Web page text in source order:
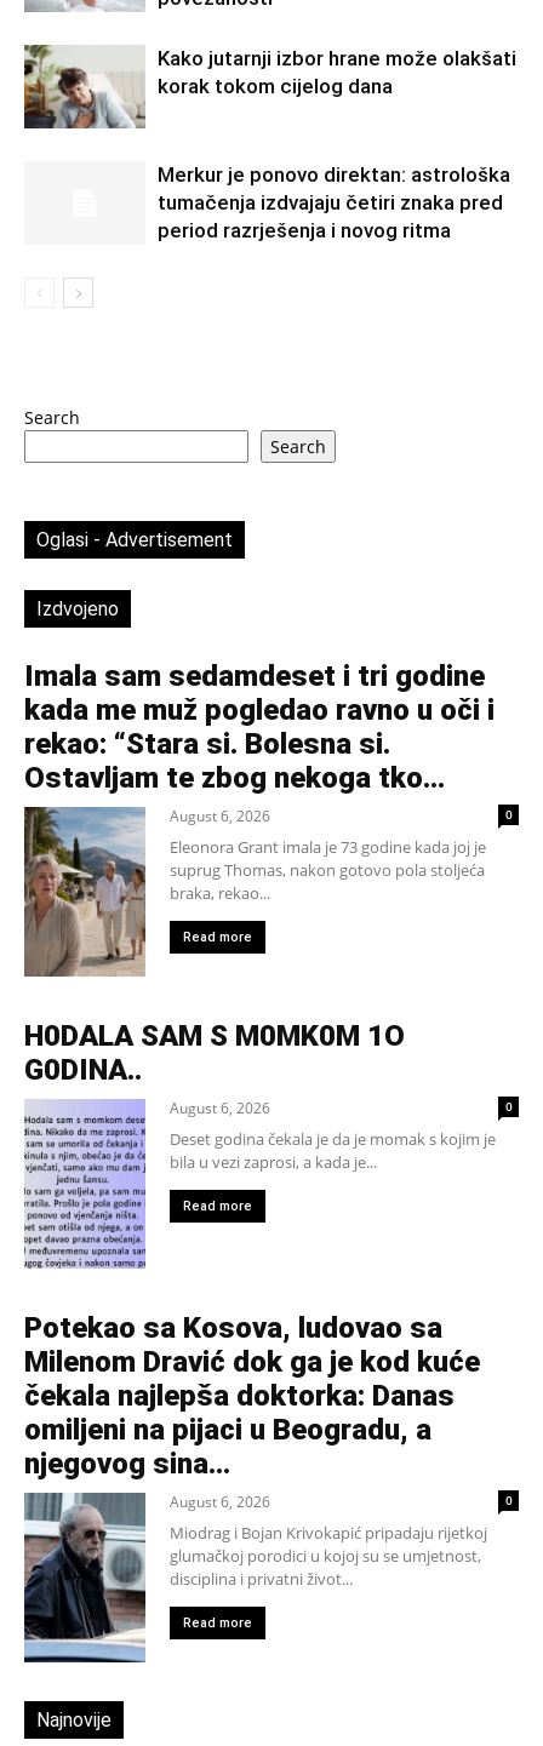
Kako jutarnji izbor hrane može olakšati
korak tokom cijelog dana
Merkur je ponovo direktan: astrološka
tumačenja izdvajaju četiri znaka pred
period razrješenja i novog ritma
Search
Search
Oglasi - Advertisement
Izdvojeno
Imala sam sedamdeset i tri godine
kada me muž pogledao ravno u oči i
rekao: “Stara si. Bolesna si.
Ostavljam te zbog nekoga tko...
August 6, 2026 0
Eleonora Grant imala je 73 godine kada joj je
suprug Thomas, nakon gotovo pola stoljeća
braka, rekao...
Read more
H0DALA SAM S M0MK0M 1O
G0DINA..
August 6, 2026 0
Deset godina čekala je da je momak s kojim je
bila u vezi zaprosi, a kada je...
Read more
Potekao sa Kosova, ludovao sa
Milenom Dravić dok ga je kod kuće
čekala najlepša doktorka: Danas
omiljeni na pijaci u Beogradu, a
njegovog sina...
August 6, 2026 0
Miodrag i Bojan Krivokapić pripadaju rijetkoj
glumačkoj porodici u kojoj su se umjetnost,
disciplina i privatni život...
Read more
Najnovije